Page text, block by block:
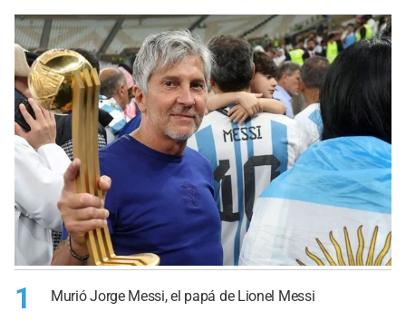
1 Murió Jorge Messi, el papá de Lionel Messi